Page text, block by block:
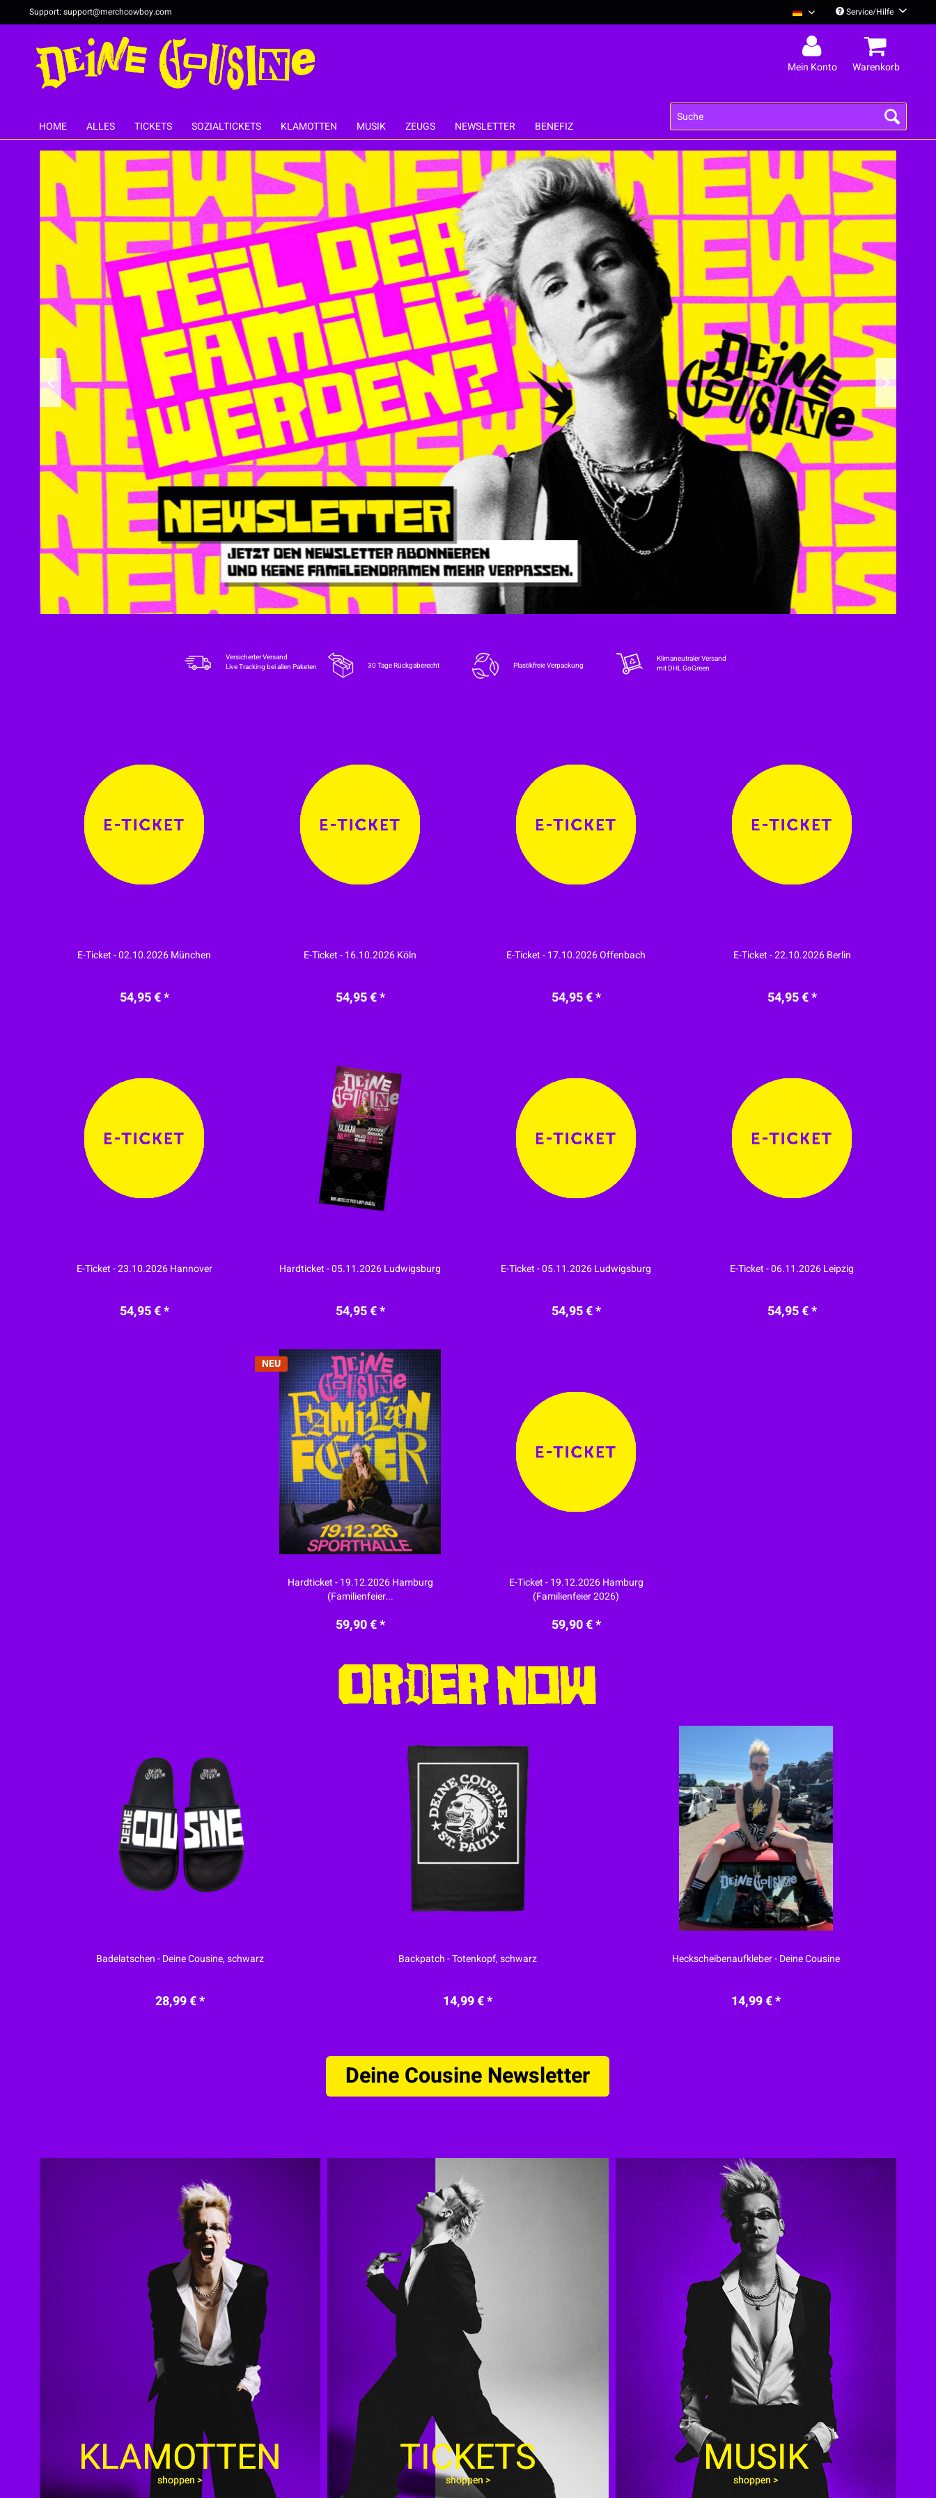
Support: support@merchcowboy.com Deine Cousine Deutsch
Service/Hilfe
Mein Konto Warenkorb
HOME ALLES TICKETS SOZIALTICKETS KLAMOTTEN MUSIK ZEUGS NEWSLETTER BENEFIZ
Versicherter Versand
Live Tracking bei allen Paketen
30 Tage Rückgaberecht Plastikfreie Verpackung
Klimaneutraler Versand
mit DHL GoGreen
Deine Cousine Newsletter
KLAMOTTEN
shoppen > TICKETS
shoppen > MUSIK
shoppen >
Badelatschen - Deine Cousine, schwarz
28,99 € *
Backpatch - Totenkopf, schwarz
14,99 € *
Heckscheibenaufkleber - Deine Cousine
14,99 € *
E-Ticket - 02.10.2026 München
54,95 € *
E-Ticket - 16.10.2026 Köln
54,95 € *
E-Ticket - 17.10.2026 Offenbach
54,95 € *
E-Ticket - 22.10.2026 Berlin
54,95 € *
E-Ticket - 23.10.2026 Hannover
54,95 € *
Hardticket - 05.11.2026 Ludwigsburg
54,95 € *
E-Ticket - 05.11.2026 Ludwigsburg
54,95 € *
E-Ticket - 06.11.2026 Leipzig
54,95 € *
NEU
Hardticket - 19.12.2026 Hamburg
(Familienfeier...
59,90 € *
E-Ticket - 19.12.2026 Hamburg
(Familienfeier 2026)
59,90 € *